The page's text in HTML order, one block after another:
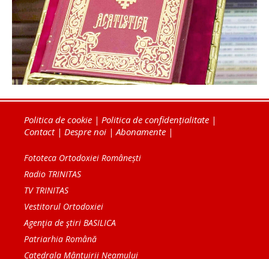
Politica de cookie | Politica de confidențialitate |
Contact| Despre noi | Abonamente |
Fototeca Ortodoxiei Românești
Radio TRINITAS
TV TRINITAS
Vestitorul Ortodoxiei
Agenţia de ştiri BASILICA
Patriarhia Română
Catedrala Mântuirii Neamului